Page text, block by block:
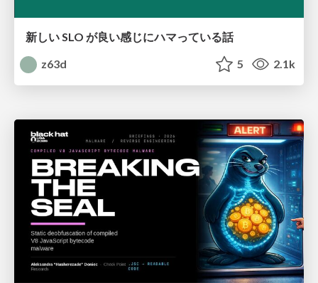
新しい SLO が良い感じにハマっている話
z63d
5 2.1k